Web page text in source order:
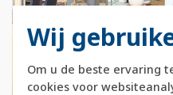
Wij
Om u de beste ervaring
cookies voor